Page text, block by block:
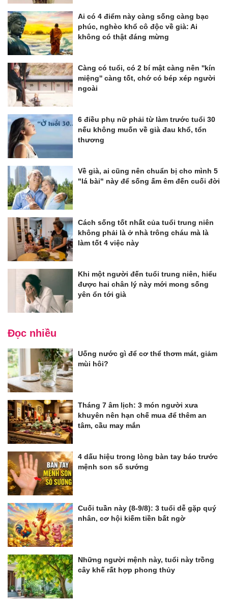
Ai có 4 điểm này càng sống càng bạc
phúc, nghèo khổ cô độc về già: Ai
không có thật đáng mừng
Càng có tuổi, có 2 bí mật càng nên ''kín
miệng'' càng tốt, chớ có bép xép người
ngoài
6 điều phụ nữ phải từ làm trước tuổi 30
nếu không muốn về già đau khổ, tổn
thương
Về già, ai cũng nên chuẩn bị cho mình 5
"lá bài" này để sống ấm êm đến cuối đời
Cách sống tốt nhất của tuổi trung niên
không phải là ở nhà trông cháu mà là
làm tốt 4 việc này
Khi một người đến tuổi trung niên, hiểu
được hai chân lý này mới mong sống
yên ổn tới già
Đọc nhiều
Uống nước gì để cơ thể thơm mát, giảm
mùi hôi?
Tháng 7 âm lịch: 3 món người xưa
khuyên nên hạn chế mua để thêm an
tâm, cầu may mắn
4 dấu hiệu trong lòng bàn tay báo trước
mệnh son số sướng
Cuối tuần này (8-9/8): 3 tuổi dễ gặp quý
nhân, cơ hội kiếm tiền bất ngờ
Những người mệnh này, tuổi này trồng
cây khế rất hợp phong thủy